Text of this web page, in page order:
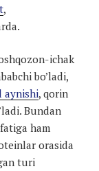
,
ichak
bo’ladi,
aynishi, qorin
Bundan
ham
orasida
turi